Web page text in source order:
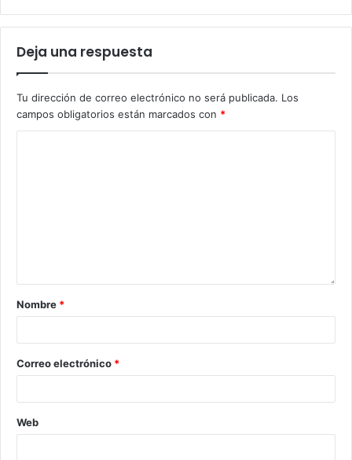
Deja una respuesta
Tu dirección de correo electrónico no será publicada. Los
campos obligatorios están marcados con *
Nombre *
Correo electrónico *
Web